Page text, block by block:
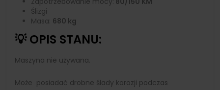
Ślizgi
Masa: 680 kg
💡 OPIS STANU:
Maszyna nie używana.
Może posiadać drobne ślady korozji podczas